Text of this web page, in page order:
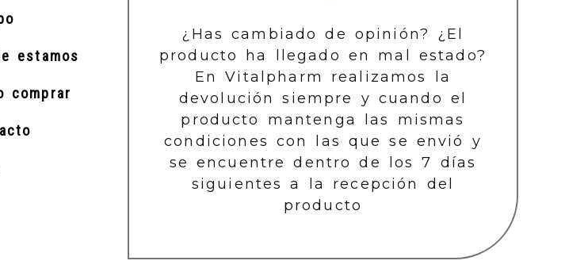
estamos
comprar
¿Has cambiado de opinión? ¿El
producto ha llegado en mal estado?
En Vitalpharm realizamos la
devolución siempre y cuando el
producto mantenga las mismas
condiciones con las que se envió y
se encuentre dentro de los 7 días
siguientes a la recepción del
producto